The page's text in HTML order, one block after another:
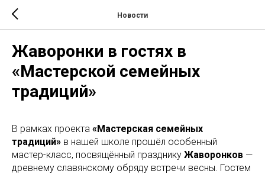
Новости
Жаворонки в гостях в
«Мастерской семейных
традиций»
В рамках проекта «Мастерская семейных
традиций» в нашей школе прошёл особенный
мастер-класс, посвящённый празднику Жаворонков —
древнему славянскому обряду встречи весны. Гостем